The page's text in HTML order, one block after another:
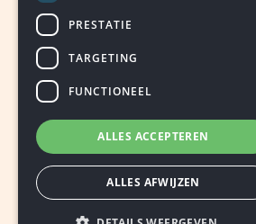
PRESTATIE
TARGETING
FUNCTIONEEL
ALLES ACCEPTEREN
ALLES AFWIJZEN